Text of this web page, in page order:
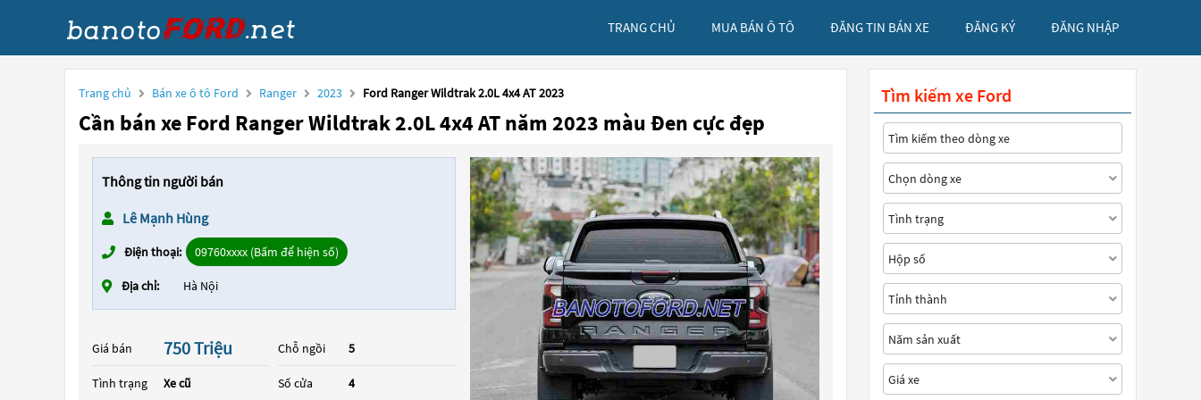
TRANG CHỦ MUA BÁN Ô TÔ ĐĂNG TIN BÁN XE ĐĂNG KÝ ĐĂNG NHẬP
Trang chủ Bán xe ô tô Ford Ranger 2023 Ford Ranger Wildtrak 2.0L 4x4 AT 2023
Cần bán xe Ford Ranger Wildtrak 2.0L 4x4 AT năm 2023 màu Đen cực đẹp
Thông tin người bán
Lê Mạnh Hùng
Điện thoại: 09760xxxx (Bấm để hiện số)
Địa chỉ: Hà Nội
Giá bán 750 Triệu
Tình trạng Xe cũ
Chỗ ngồi 5
Số cửa 4
Tìm kiếm xe Ford